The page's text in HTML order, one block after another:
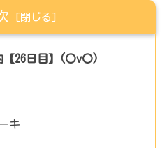
【26日目】(〇v〇)
キ